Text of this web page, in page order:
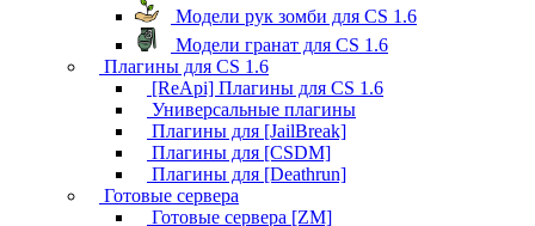
Модели рук зомби для CS 1.6
Модели гранат для CS 1.6
Плагины для CS 1.6
[ReApi] Плагины для CS 1.6
Универсальные плагины
Плагины для [JailBreak]
Плагины для [CSDM]
Плагины для [Deathrun]
Готовые сервера
Готовые сервера [ZM]